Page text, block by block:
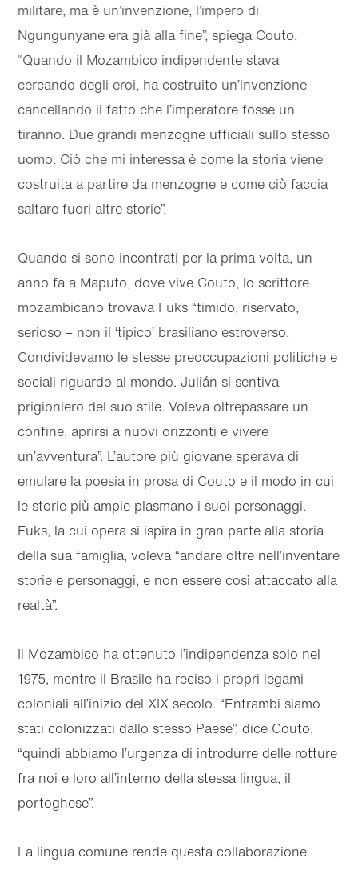
militare, ma è un’invenzione, l’impero di
Ngungunyane era già alla fine”, spiega Couto.
“Quando il Mozambico indipendente stava
cercando degli eroi, ha costruito un’invenzione
cancellando il fatto che l’imperatore fosse un
tiranno. Due grandi menzogne ufficiali sullo stesso
uomo. Ciò che mi interessa è come la storia viene
costruita a partire da menzogne e come ciò faccia
saltare fuori altre storie”.
Quando si sono incontrati per la prima volta, un
anno fa a Maputo, dove vive Couto, lo scrittore
mozambicano trovava Fuks “timido, riservato,
serioso – non il ‘tipico’ brasiliano estroverso.
Condividevamo le stesse preoccupazioni politiche e
sociali riguardo al mondo. Julián si sentiva
prigioniero del suo stile. Voleva oltrepassare un
confine, aprirsi a nuovi orizzonti e vivere
un’avventura”. L’autore più giovane sperava di
emulare la poesia in prosa di Couto e il modo in cui
le storie più ampie plasmano i suoi personaggi.
Fuks, la cui opera si ispira in gran parte alla storia
della sua famiglia, voleva “andare oltre nell’inventare
storie e personaggi, e non essere così attaccato alla
realtà”.
Il Mozambico ha ottenuto l’indipendenza solo nel
1975, mentre il Brasile ha reciso i propri legami
coloniali all’inizio del XIX secolo. “Entrambi siamo
stati colonizzati dallo stesso Paese”, dice Couto,
“quindi abbiamo l’urgenza di introdurre delle rotture
fra noi e loro all’interno della stessa lingua, il
portoghese”.
La lingua comune rende questa collaborazione